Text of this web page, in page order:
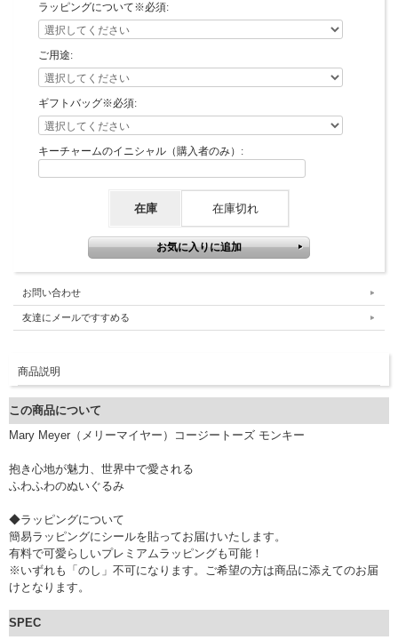
ラッピングについて※必須:
ご用途:
ギフトバッグ※必須:
キーチャームのイニシャル（購入者のみ）:
在庫 在庫切れ
お問い合わせ
友達にメールですすめる
商品説明
この商品について
Mary Meyer（メリーマイヤー）コージートーズ モンキー
抱き心地が魅力、世界中で愛される
ふわふわのぬいぐるみ
◆ラッピングについて
簡易ラッピングにシールを貼ってお届けいたします。
有料で可愛らしいプレミアムラッピングも可能！
※いずれも「のし」不可になります。ご希望の方は商品に添えてのお届
けとなります。
SPEC